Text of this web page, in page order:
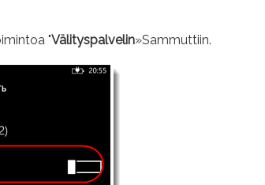
"Välityspalvelin»Sammuttiin.